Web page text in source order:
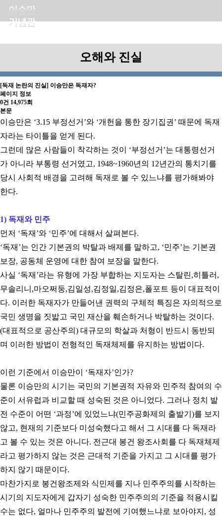
오해와 진실
[독재 논란의 진실] 이승만은 독재자?
페이지 정보
0건 14,975회
본문
이승만은 ‘3.15 부정선거 ’와 ‘개헌을 통한 장기집권 ’ 때문에 독재
자라는 타이틀을 얻게 된다.
그런데 많은 사람들이 착각하는 것이 ‘부정선거 ’는 대통령선거
가 아니라 부통령 선거였고, 1948~1960년의 12년간의 통치기를
당시 사회적 배경을 고려해 독재로 볼 수 있느냐를 평가해봐야
한다.
1) 독재와 민주
먼저 ‘독재 ’와 ‘민주’에 대해서 살펴본다.
‘독재 ’는 인간 기본권의 박탈과 배제를 말하고, ‘민주’는 기본권
보장, 공동체 운영에 대한 참여 보장을 말한다.
사실 ‘독재 ’라는 유형에 가장 부합하는 지도자는 스탈린,히틀러 ,
무솔리니 ,마오쩌둥,김일성,김정일,김정은,폴포트 등이 대표적이
다. 이러한 독재자가 만들어낸 권력의 구체적 특징은 자의적으로
국민 생명을 짓밟고 국민 재산을 훼손하거나 박탈하는 것이다.
(대표적으로 공산주의 ) 대규모의 학살과 처형이 반드시 동반되
며 이러한 방법이 전형적인 독재체제를 유지하는 방법이다.
이런 기준에서 이승만이 ‘독재자’인가?
물론 이승만의 시기는 국민의 기본권적 자유와 민주적 참여의 수
준이 서유럽과 비교할 때 성숙된 것은 아니었다. 그러나 정치 발
전 수준이 어떤 ‘과정’에 있었느냐(민주공화제의 출발기 )를 보지
않고, 현재의 기준보다 미성숙했다고 해서 그 시대를 다 독재라
고 볼 수 있는 것은 아니다. 전근대 봉건 왕조사회를 다 독재체제
라고 평가하지 않는 것은 근대적 기준을 가지고 그 시대를 평가
하지 않기 때문이다.
마찬가지로 봉건왕조제와 식민제를 지나 민주주의를 시작하는
시기의 지도자에게 갑자기 성숙한 민주주의의 기준을 적용시킬
수는 없다, 얼마나 민주주의 발전에 기여했느냐로 보아야지 , 성